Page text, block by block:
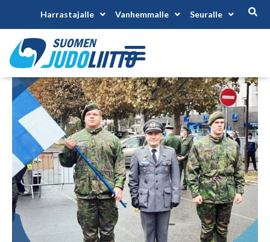
Harrastajalle Vanhemmalle Seuralle